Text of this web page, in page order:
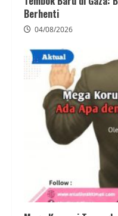
Berhenti
04/08/2026